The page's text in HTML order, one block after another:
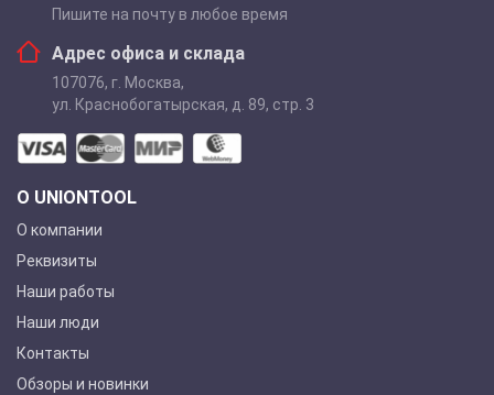
Пишите на почту в любое время
Адрес офиса и склада
107076, г. Москва,
ул. Краснобогатырская, д. 89, стр. 3
О UNIONTOOL
О компании
Реквизиты
Наши работы
Наши люди
Контакты
Обзоры и новинки